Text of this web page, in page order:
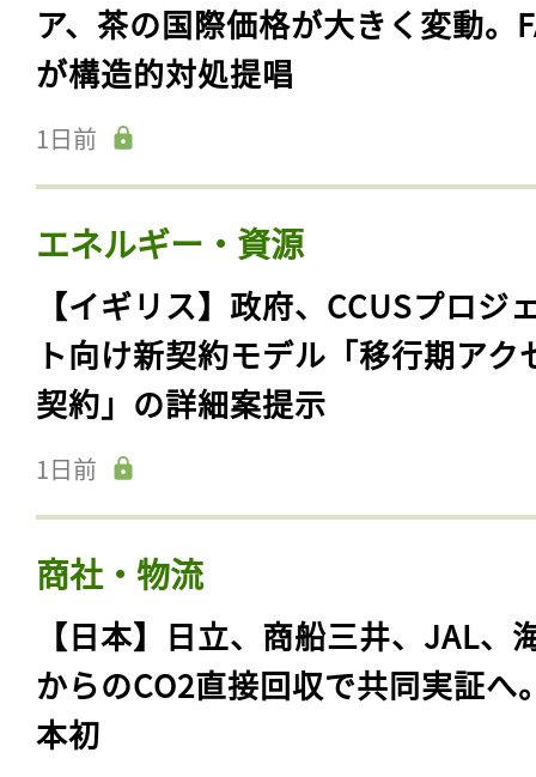
ア、茶の国際価格が大きく変動。
が構造的対処提唱
1日前
エネルギー・資源
【イギリス】政府、CCUSプロジ
ト向け新契約モデル「移行期アク
契約」の詳細案提示
1日前
商社・物流
【日本】日立、商船三井、JAL、
からのCO2直接回収で共同実証へ
本初